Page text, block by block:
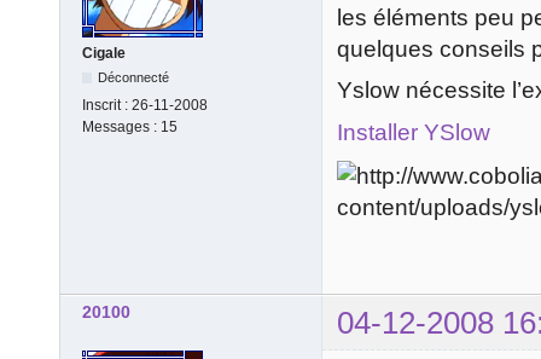
Cigale
Déconnecté
Inscrit : 26-11-2008
Messages : 15
les éléments peu
quelques conseils
Yslow nécessite
Installer YSlow
20100 04-12-2008